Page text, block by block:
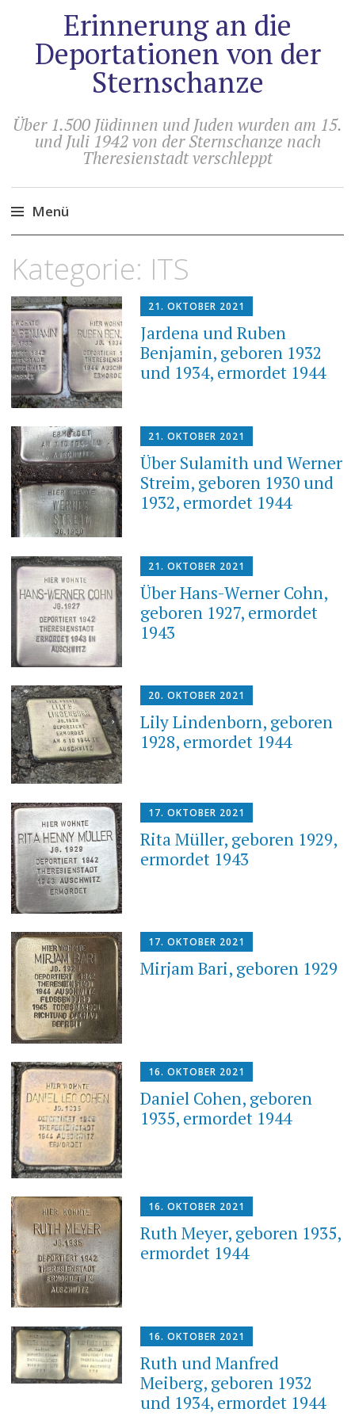
Erinnerung an die
Deportationen von der
Sternschanze
Über 1.500 Jüdinnen und Juden wurden am 15.
und Juli 1942 von der Sternschanze nach
Theresienstadt verschleppt
Menü
Inhalt
Kategorie: ITS
21. OKTOBER 2021
Jardena und Ruben
Benjamin, geboren 1932
und 1934, ermordet 1944
21. OKTOBER 2021
Über Sulamith und Werner
Streim, geboren 1930 und
1932, ermordet 1944
21. OKTOBER 2021
Über Hans-Werner Cohn,
geboren 1927, ermordet
1943
20. OKTOBER 2021
Lily Lindenborn, geboren
1928, ermordet 1944
17. OKTOBER 2021
Rita Müller, geboren 1929,
ermordet 1943
17. OKTOBER 2021
Mirjam Bari, geboren 1929
16. OKTOBER 2021
Daniel Cohen, geboren
1935, ermordet 1944
16. OKTOBER 2021
Ruth Meyer, geboren 1935,
ermordet 1944
16. OKTOBER 2021
Ruth und Manfred
Meiberg, geboren 1932
und 1934, ermordet 1944